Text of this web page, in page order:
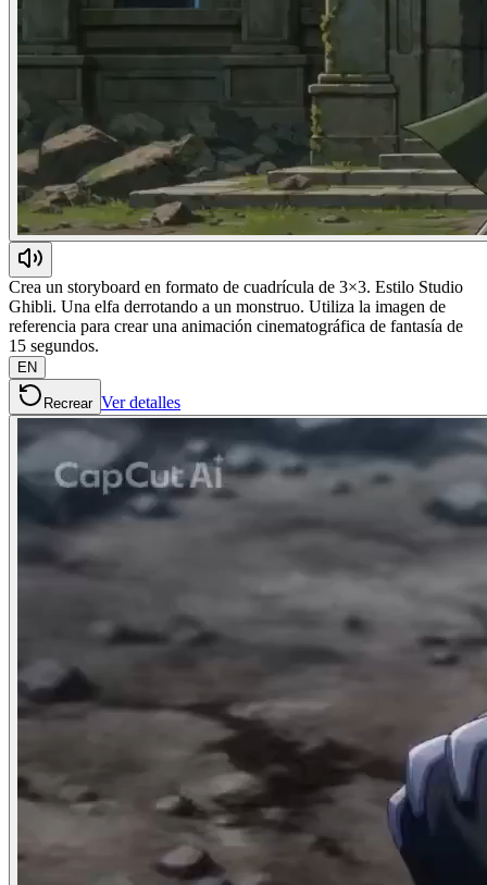
Crea un storyboard en formato de cuadrícula de 3×3. Estilo Studio
Ghibli. Una elfa derrotando a un monstruo. Utiliza la imagen de
referencia para crear una animación cinematográfica de fantasía de
15 segundos.
EN
Recrear Ver detalles